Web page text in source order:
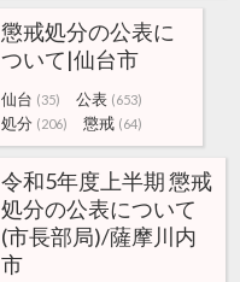
懲戒処分の公表に
ついて|仙台市
仙台 (35) 公表 (653)
処分 (206) 懲戒 (64)
令和5年度上半期 懲戒
処分の公表について
(市長部局)/薩摩川内
市